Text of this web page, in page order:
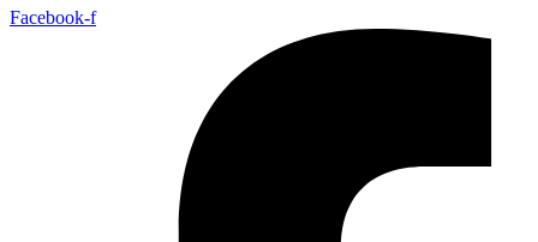
Facebook-f